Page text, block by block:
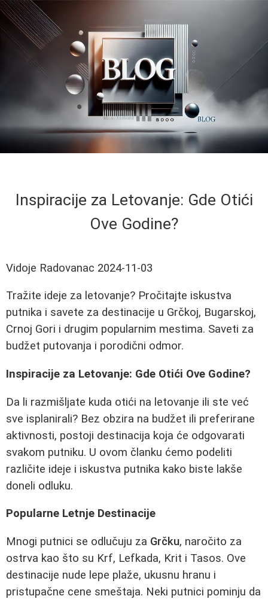
Inspiracije za Letovanje: Gde Otići
Ove Godine?
Vidoje Radovanac 2024-11-03
Tražite ideje za letovanje? Pročitajte iskustva
putnika i savete za destinacije u Grčkoj, Bugarskoj,
Crnoj Gori i drugim popularnim mestima. Saveti za
budžet putovanja i porodični odmor.
Inspiracije za Letovanje: Gde Otići Ove Godine?
Da li razmišljate kuda otići na letovanje ili ste već
sve isplanirali? Bez obzira na budžet ili preferirane
aktivnosti, postoji destinacija koja će odgovarati
svakom putniku. U ovom članku ćemo podeliti
različite ideje i iskustva putnika kako biste lakše
doneli odluku.
Popularne Letnje Destinacije
Mnogi putnici se odlučuju za Grčku, naročito za
ostrva kao što su Krf, Lefkada, Krit i Tasos. Ove
destinacije nude lepe plaže, ukusnu hranu i
pristupačne cene smeštaja. Neki putnici pominju da